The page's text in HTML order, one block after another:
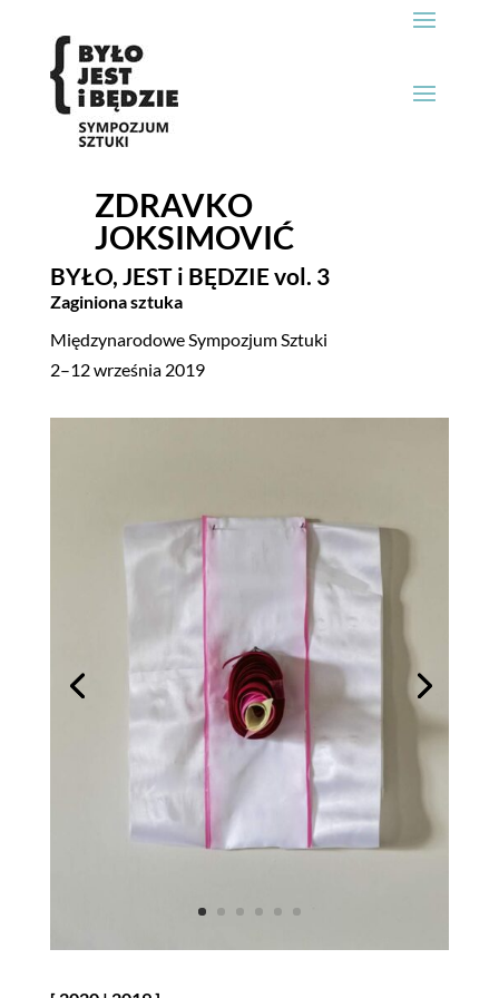
ZDRAVKO
JOKSIMOVIĆ
BYŁO, JEST i BĘDZIEvol. 3
Zaginiona sztuka
Międzynarodowe Sympozjum Sztuki
2–12 września 2019